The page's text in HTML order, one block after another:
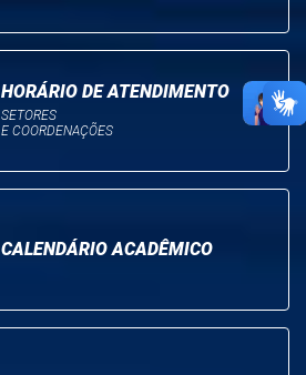
HORÁRIO DE ATENDIMENTO
SETORES
E COORDENAÇÕES
CALENDÁRIO ACADÊMICO